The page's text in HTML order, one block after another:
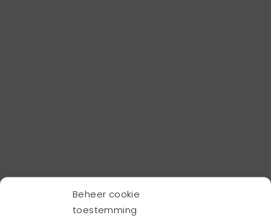
Beheer cookie
toestemming